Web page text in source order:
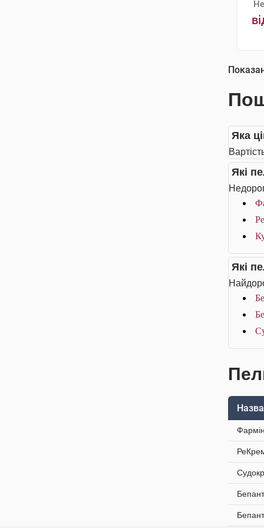
Яка
Які
Які
Назва